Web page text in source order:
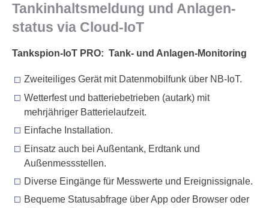
Tankinhaltsmeldung und Anlagen­
status via Cloud-IoT
Tankspion-IoT PRO: Tank- und Anlagen-Monitoring
Zweiteiliges Gerät mit Datenmobilfunk über NB-IoT.
Wetterfest und batteriebetrieben (autark) mit
mehrjähriger Batterielaufzeit.
Einfache Installation.
Einsatz auch bei Außentank, Erdtank und
Außenmessstellen.
Diverse Eingänge für Messwerte und Ereignissignale.
Bequeme Statusabfrage über App oder Browser oder